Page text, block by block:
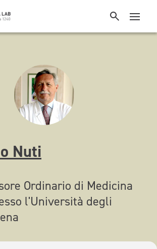
Nuti
Ordinario di Medicina
l'Università degli